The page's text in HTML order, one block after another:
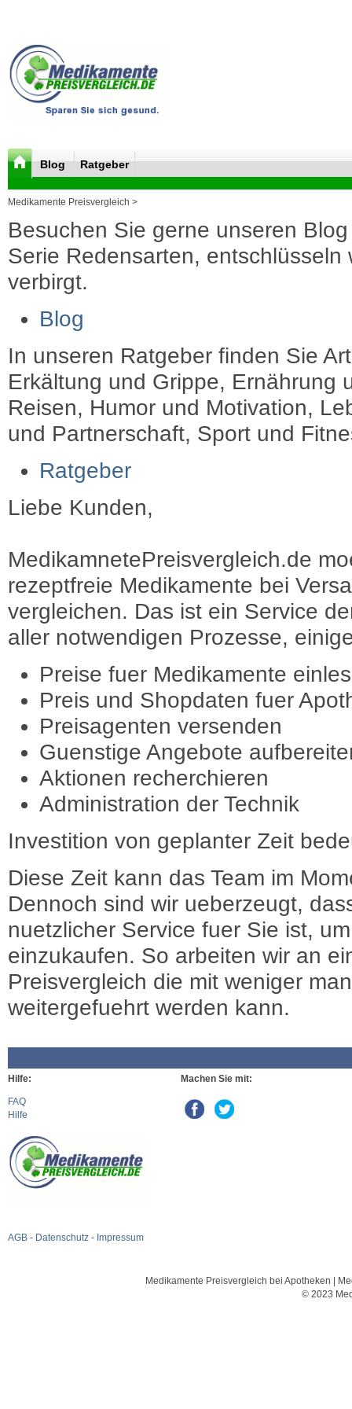
Blog Ratgeber
Medikamente Preisvergleich >
Besuchen Sie gerne unseren
Serie Redensarten, entschlüsseln
verbirgt.
Blog
In unseren Ratgeber finden Sie
Erkältung und Grippe, Ernährung
Reisen, Humor und Motivation,
und Partnerschaft, Sport und
Ratgeber
Liebe Kunden,
MedikamnetePreisvergleich.de
rezeptfreie Medikamente bei
vergleichen. Das ist ein Service
aller notwendigen Prozesse,
Preise fuer Medikamente
Preis und Shopdaten fuer
Preisagenten versenden
Guenstige Angebote
Aktionen recherchieren
Administration der Technik
Investition von geplanter Zeit
Diese Zeit kann das Team im
Dennoch sind wir ueberzeugt,
nuetzlicher Service fuer Sie ist,
einzukaufen. So arbeiten wir an
Preisvergleich die mit weniger
weitergefuehrt werden kann.
Hilfe:
FAQ
Hilfe
AGB - Datenschutz - Impressum
Machen Sie mit:
Medikamente Preisvergleich bei Apotheken |
© 2023